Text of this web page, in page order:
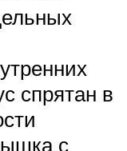
спрятан в
с